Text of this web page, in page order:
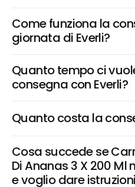
Come funziona la
giornata di Everli?
Quanto tempo ci
consegna con Everli?
Quanto costa la
Cosa succede se
Di Ananas 3 X 200 Ml
e voglio dare